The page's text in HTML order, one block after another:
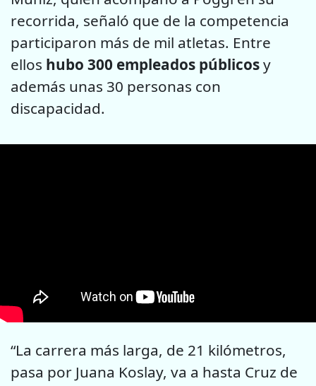
recorrida, señaló que de la competencia
participaron más de mil atletas. Entre
ellos hubo 300 empleados públicosy
además unas 30 personas con
discapacidad.
“La carrera más larga, de 21 kilómetros,
pasa por Juana Koslay, va a hasta Cruz de